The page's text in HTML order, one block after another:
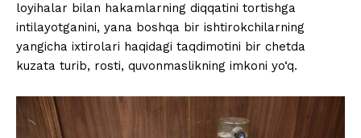
loyihalar bilan hakamlarning diqqatini tortishga
intilayotganini, yana boshqa bir ishtirokchilarning
yangicha ixtirolari haqidagi taqdimotini bir chetda
kuzata turib, rosti, quvonmaslikning imkoni yo‘q.